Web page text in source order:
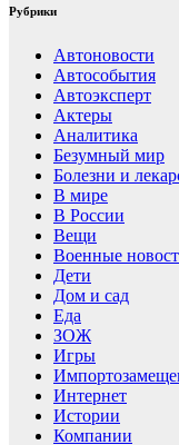
Рубрики
Автоновости
Автособытия
Автоэксперт
Актеры
Аналитика
Безумный мир
Болезни и
В мире
В России
Вещи
Военные
Дети
Дом и сад
Еда
ЗОЖ
Игры
Интернет
Истории
Компании